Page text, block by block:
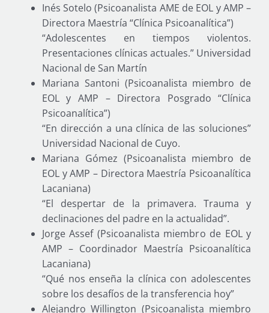
Inés Sotelo (Psicoanalista AME de EOL y AMP –
Directora Maestría “Clínica Psicoanalítica”)
“Adolescentes en tiempos violentos.
Presentaciones clínicas actuales.” Universidad
Nacional de San Martín
Mariana Santoni (Psicoanalista miembro de
EOL y AMP – Directora Posgrado “Clínica
Psicoanalítica”)
“En dirección a una clínica de las soluciones”
Universidad Nacional de Cuyo.
Mariana Gómez (Psicoanalista miembro de
EOL y AMP – Directora Maestría Psicoanalítica
Lacaniana)
“El despertar de la primavera. Trauma y
declinaciones del padre en la actualidad”.
Jorge Assef (Psicoanalista miembro de EOL y
AMP – Coordinador Maestría Psicoanalítica
Lacaniana)
“Qué nos enseña la clínica con adolescentes
sobre los desafíos de la transferencia hoy”
Alejandro Willington (Psicoanalista miembro